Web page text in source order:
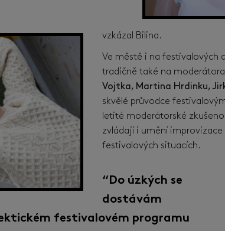
vzkázal Bilina.
Ve městě i na festivalových
tradičně také na
Vojtka, Martina Hrdinku,
skvělé průvodce
letité moderátorské
zvládají i umění improvizace
festivalových situacích.
“Do úzkých se
dostávám
festivalovém programu